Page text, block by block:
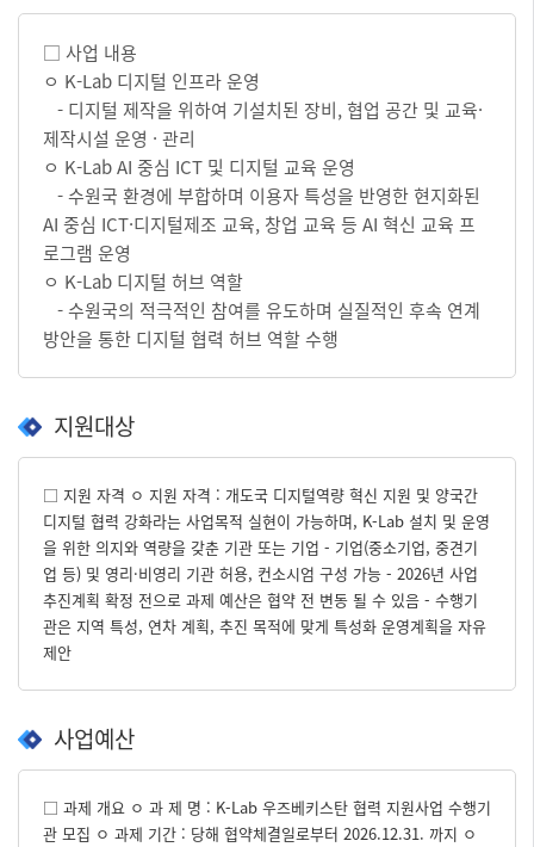
□ 사업 내용
ㅇ K-Lab 디지털 인프라 운영
- 디지털 제작을 위하여 기설치된 장비, 협업 공간 및 교육·
제작시설 운영 · 관리
ㅇ K-Lab AI 중심 ICT 및 디지털 교육 운영
- 수원국 환경에 부합하며 이용자 특성을 반영한 현지화된
AI 중심 ICT·디지털제조 교육, 창업 교육 등 AI 혁신 교육 프
로그램 운영
ㅇ K-Lab 디지털 허브 역할
- 수원국의 적극적인 참여를 유도하며 실질적인 후속 연계
방안을 통한 디지털 협력 허브 역할 수행
지원대상
□ 지원 자격 ㅇ 지원 자격 : 개도국 디지털역량 혁신 지원 및 양국간
디지털 협력 강화라는 사업목적 실현이 가능하며, K-Lab 설치 및 운영
을 위한 의지와 역량을 갖춘 기관 또는 기업 - 기업(중소기업, 중견기
업 등) 및 영리·비영리 기관 허용, 컨소시엄 구성 가능 - 2026년 사업
추진계획 확정 전으로 과제 예산은 협약 전 변동 될 수 있음 - 수행기
관은 지역 특성, 연차 계획, 추진 목적에 맞게 특성화 운영계획을 자유
제안
사업예산
□ 과제 개요 ㅇ 과 제 명 : K-Lab 우즈베키스탄 협력 지원사업 수행기
관 모집 ㅇ 과제 기간 : 당해 협약체결일로부터 2026.12.31. 까지 ㅇ